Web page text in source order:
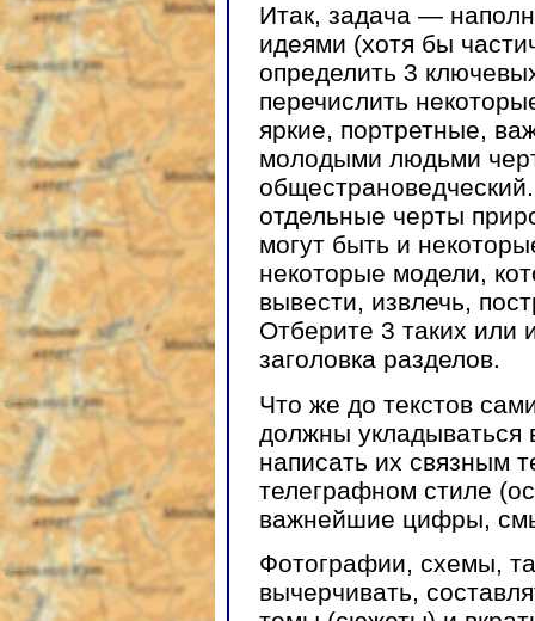
Итак, задача —
идеями (хотя бы
определить 3
перечислить
яркие, портретные,
молодыми людьми
отдельные черты
могут быть и
некоторые модели,
вывести, извлечь,
Отберите 3 таких
заголовка разделов.
Что же до текстов
должны
написать их связным
телеграфном стиле
важнейшие цифры,
Фотографии, схемы,
вычерчивать,